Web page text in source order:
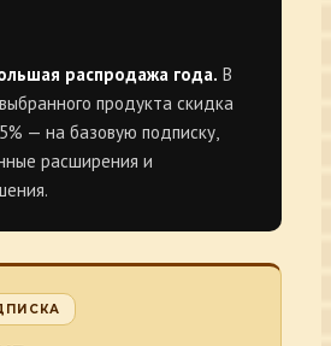
распродажа года. В
продукта скидка
— на базовую подписку,
расширения и